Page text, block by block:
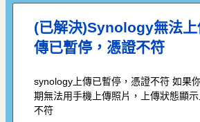
(已解決)Synology無法上
傳已暫停，憑證不符
synology上傳已暫停，憑證不符 如果
期無法用手機上傳照片，上傳狀態顯
不符